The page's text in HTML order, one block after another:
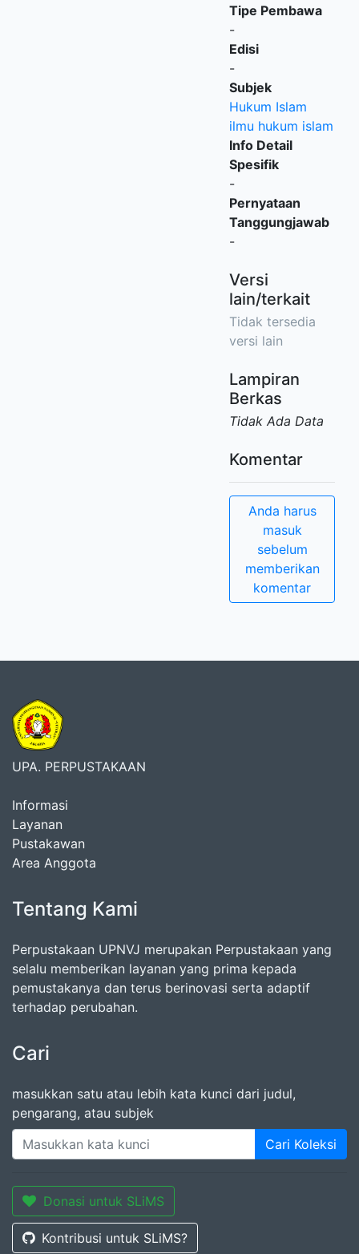
Tipe Pembawa
-
Edisi
-
Subjek
Hukum Islam
ilmu hukum islam
Info Detail
Spesifik
-
Pernyataan
Tanggungjawab
-
Versi
lain/terkait
Tidak tersedia
versi lain
Lampiran
Berkas
Tidak Ada Data
Komentar
Anda harus
masuk
sebelum
memberikan
komentar
UPA. PERPUSTAKAAN
Informasi
Layanan
Pustakawan
Area Anggota
Tentang Kami
Perpustakaan UPNVJ merupakan Perpustakaan yang
selalu memberikan layanan yang prima kepada
pemustakanya dan terus berinovasi serta adaptif
terhadap perubahan.
Cari
masukkan satu atau lebih kata kunci dari judul,
pengarang, atau subjek
Cari Koleksi
Donasi untuk SLiMS
Kontribusi untuk SLiMS?